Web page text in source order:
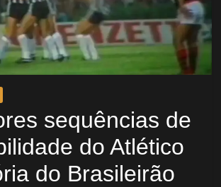
sequências de
do Atlético
do Brasileirão